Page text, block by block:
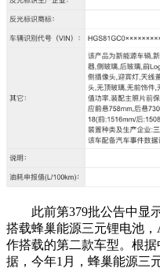
此前第379批公告中显
搭载蜂巢能源三元锂电池
作搭载的第二款车型。根
据，今年1月，蜂巢能源三